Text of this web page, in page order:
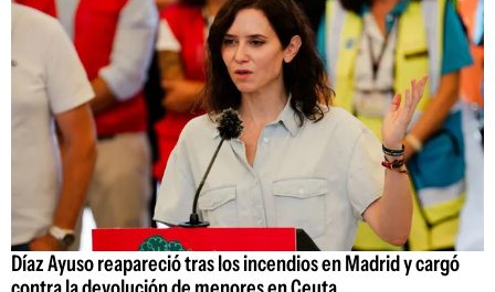
Díaz Ayuso reapareció tras los incendios en Madrid y cargó